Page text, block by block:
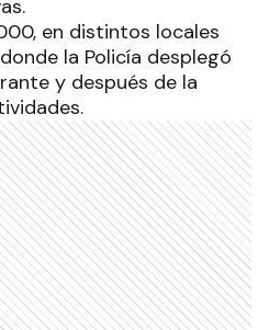
en distintos locales
la Policía desplegó
y después de la